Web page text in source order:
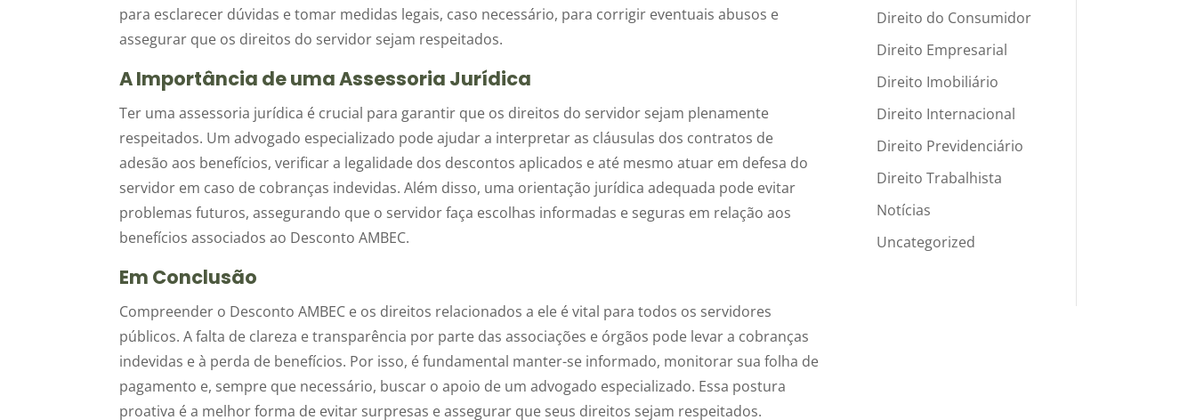
para esclarecer dúvidas e tomar medidas legais, caso necessário, para corrigir eventuais abusos e
assegurar que os direitos do servidor sejam respeitados.
A Importância de uma Assessoria Jurídica
Ter uma assessoria jurídica é crucial para garantir que os direitos do servidor sejam plenamente
respeitados. Um advogado especializado pode ajudar a interpretar as cláusulas dos contratos de
adesão aos benefícios, verificar a legalidade dos descontos aplicados e até mesmo atuar em defesa do
servidor em caso de cobranças indevidas. Além disso, uma orientação jurídica adequada pode evitar
problemas futuros, assegurando que o servidor faça escolhas informadas e seguras em relação aos
benefícios associados ao Desconto AMBEC.
Em Conclusão
Compreender o Desconto AMBEC e os direitos relacionados a ele é vital para todos os servidores
públicos. A falta de clareza e transparência por parte das associações e órgãos pode levar a cobranças
indevidas e à perda de benefícios. Por isso, é fundamental manter-se informado, monitorar sua folha de
pagamento e, sempre que necessário, buscar o apoio de um advogado especializado. Essa postura
proativa é a melhor forma de evitar surpresas e assegurar que seus direitos sejam respeitados.
Direito do Consumidor
Direito Empresarial
Direito Imobiliário
Direito Internacional
Direito Previdenciário
Direito Trabalhista
Notícias
Uncategorized